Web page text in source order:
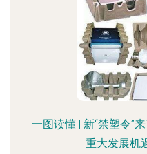
一图读懂 | 新“禁塑令”
重大发展机